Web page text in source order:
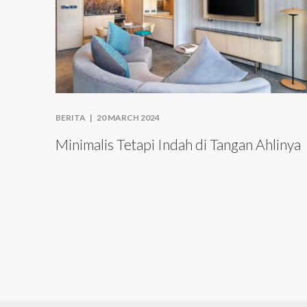
BERITA | 20 MARCH 2024
Minimalis Tetapi Indah di Tangan Ahlinya